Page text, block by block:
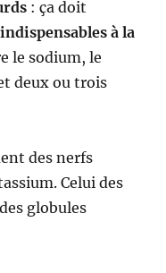
: ça doit
à la
le sodium, le
deux ou trois
des nerfs
Celui des
globules